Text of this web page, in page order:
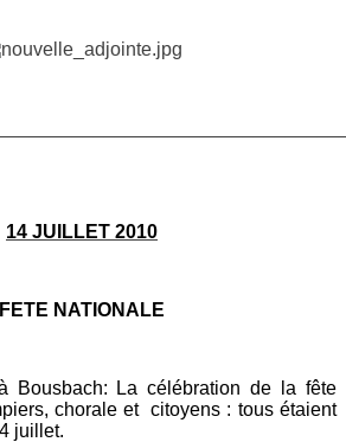
14 JUILLET 2010
FETE NATIONALE
Bousbach: La célébration de la fête
chorale et citoyens : tous étaient
juillet.